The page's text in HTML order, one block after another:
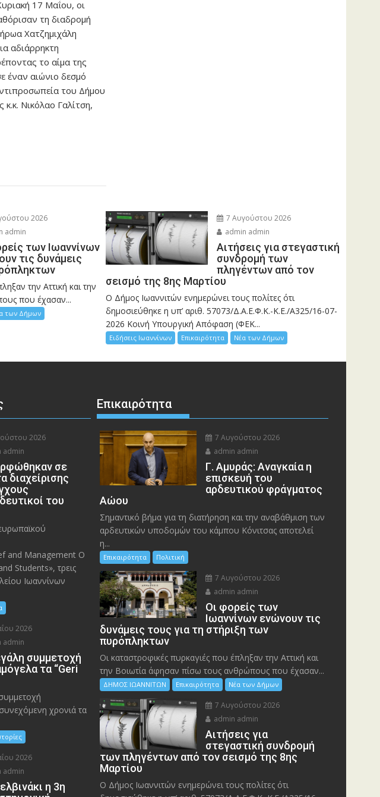
17 Μαΐου, οι
τη διαδρομή
Χατζημιχάλη
αδιάρρηκτη
το αίμα της
έναν αιώνιο δεσμό
του Δήμου
Νικόλαο Γαλίτση,
2026
admin
των Ιωαννίνων
τις δυνάμεις
την Αττική και την
που έχασαν...
των Δήμων
7 Αυγούστου 2026
admin admin
Αιτήσεις για στεγαστική
συνδρομή των
πληγέντων από τον
σεισμό της 8ης Μαρτίου
Ο Δήμος Ιωαννιτών ενημερώνει τους πολίτες ότι
δημοσιεύθηκε η υπ’ αριθ. 57073/Δ.Α.Ε.Φ.Κ.-Κ.Ε./Α325/16-07-
2026 Κοινή Υπουργική Απόφαση (ΦΕΚ...
Ειδήσεις Ιωαννίνων Επικαιρότητα Νέα των Δήμων
2026
admin
σε
διαχείρισης
του
and Management O
Students», τρεις
Ιωαννίνων
2026
admin
συμμετοχή
τα “Geri
χρονιά τα
2026
admin
η 3η
Επικαιρότητα
7 Αυγούστου 2026
admin admin
Γ. Αμυράς: Αναγκαία η
επισκευή του
αρδευτικού φράγματος
Αώου
Σημαντικό βήμα για τη διατήρηση και την αναβάθμιση των
αρδευτικών υποδομών του κάμπου Κόνιτσας αποτελεί
η...
Επικαιρότητα Πολιτική
7 Αυγούστου 2026
admin admin
Οι φορείς των
Ιωαννίνων ενώνουν τις
δυνάμεις τους για τη στήριξη των
πυρόπληκτων
Οι καταστροφικές πυρκαγιές που έπληξαν την Αττική και
την Bοιωτία άφησαν πίσω τους ανθρώπους που έχασαν...
ΔΗΜΟΣ ΙΩΑΝΝΙΤΩΝ Επικαιρότητα Νέα των Δήμων
7 Αυγούστου 2026
admin admin
Αιτήσεις για
στεγαστική συνδρομή
των πληγέντων από τον σεισμό της 8ης
Μαρτίου
Ο Δήμος Ιωαννιτών ενημερώνει τους πολίτες ότι